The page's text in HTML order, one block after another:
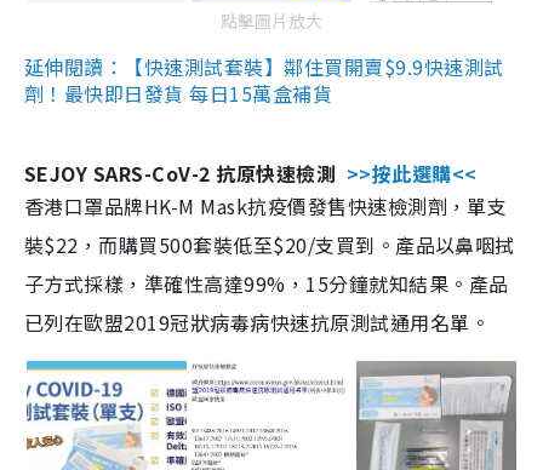
點擊圖片放大
延伸閱讀：【快速測試套裝】鄰住買開賣$9.9快速測試
劑！最快即日發貨 每日15萬盒補貨
SEJOY SARS-CoV-2 抗原快速檢測 >>按此選購<<
香港口罩品牌HK-M Mask抗疫價發售快速檢測劑，單支
裝$22，而購買500套裝低至$20/支買到。產品以鼻咽拭
子方式採樣，準確性高達99%，15分鐘就知結果。產品
已列在歐盟2019冠狀病毒病快速抗原測試通用名單。